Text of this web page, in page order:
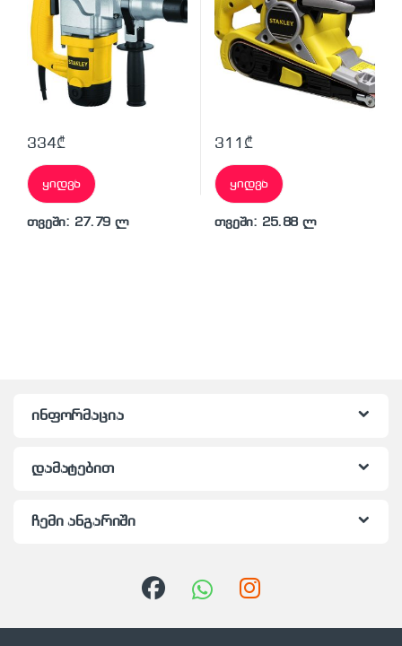
334₾
ყიდვა
თვეში: 27.79 ლ
311 ₾
ყიდვა
თვეში: 25.88 ლ
ინფორმაცია
დამატებით
ჩემი ანგარიში